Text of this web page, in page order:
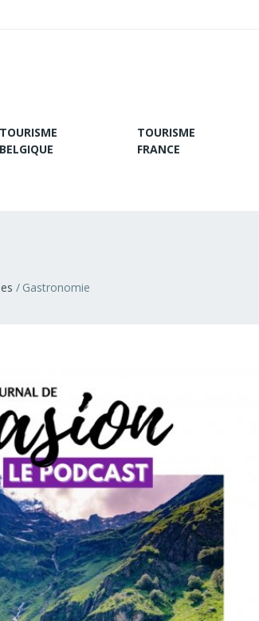
TOURISME
FRANCE
Gastronomie